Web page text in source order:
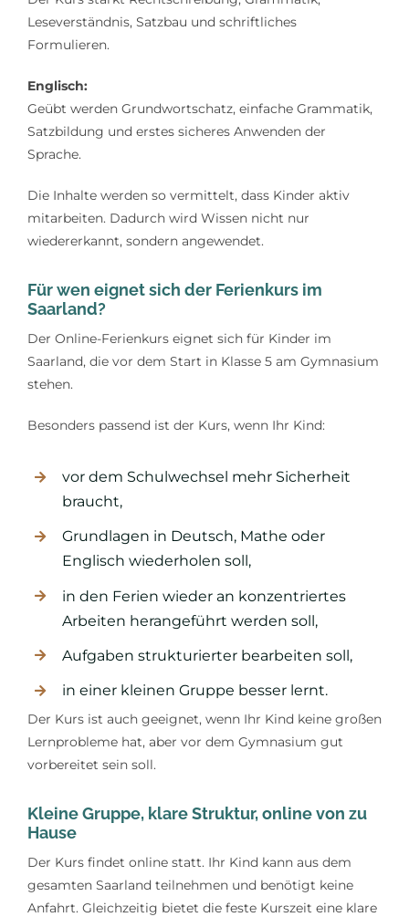
Leseverständnis, Satzbau und schriftliches
Formulieren.
Englisch:
Geübt werden Grundwortschatz, einfache Grammatik,
Satzbildung und erstes sicheres Anwenden der
Sprache.
Die Inhalte werden so vermittelt, dass Kinder aktiv
mitarbeiten. Dadurch wird Wissen nicht nur
wiedererkannt, sondern angewendet.
Für wen eignet sich der Ferienkurs im
Saarland?
Der Online-Ferienkurs eignet sich für Kinder im
Saarland, die vor dem Start in Klasse 5 am Gymnasium
stehen.
Besonders passend ist der Kurs, wenn Ihr Kind:
vor dem Schulwechsel mehr Sicherheit
braucht,
Grundlagen in Deutsch, Mathe oder
Englisch wiederholen soll,
in den Ferien wieder an konzentriertes
Arbeiten herangeführt werden soll,
Aufgaben strukturierter bearbeiten soll,
in einer kleinen Gruppe besser lernt.
Der Kurs ist auch geeignet, wenn Ihr Kind keine großen
Lernprobleme hat, aber vor dem Gymnasium gut
vorbereitet sein soll.
Kleine Gruppe, klare Struktur, online von zu
Hause
Der Kurs findet online statt. Ihr Kind kann aus dem
gesamten Saarland teilnehmen und benötigt keine
Anfahrt. Gleichzeitig bietet die feste Kurszeit eine klare